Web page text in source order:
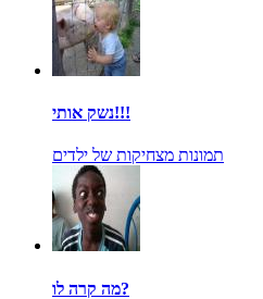
נשק אותי!!!
תמונות מצחיקות של ילדים
מה קרה לו?